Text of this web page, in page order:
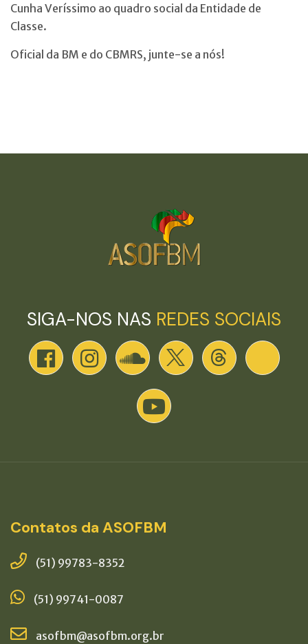
Cunha Veríssimo ao quadro social da Entidade de
Classe.
Oficial da BM e do CBMRS, junte-se a nós!
SIGA-NOS NAS REDES SOCIAIS
Contatos da ASOFBM
(51) 99783-8352
(51) 99741-0087
asofbm@asofbm.org.br